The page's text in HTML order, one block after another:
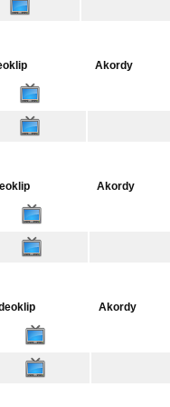
Akordy
Akordy
Akordy